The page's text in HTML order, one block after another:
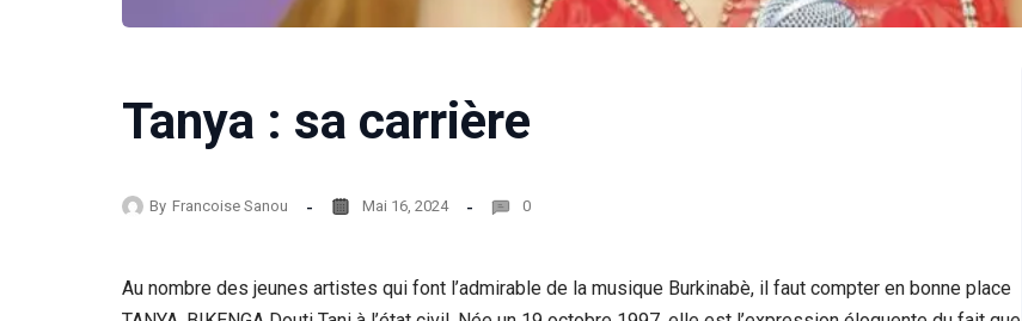
Tanya : sa carrière
By Francoise Sanou Mai 16, 2024 0
Au nombre des jeunes artistes qui font l’admirable de la musique Burkinabè, il faut compter en bonne place